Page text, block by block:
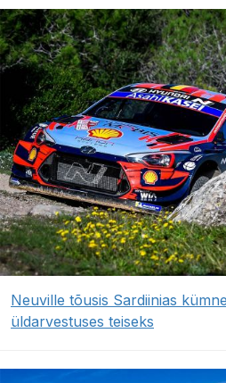
Neuville tõusis Sardiinias
üldarvestuses teiseks